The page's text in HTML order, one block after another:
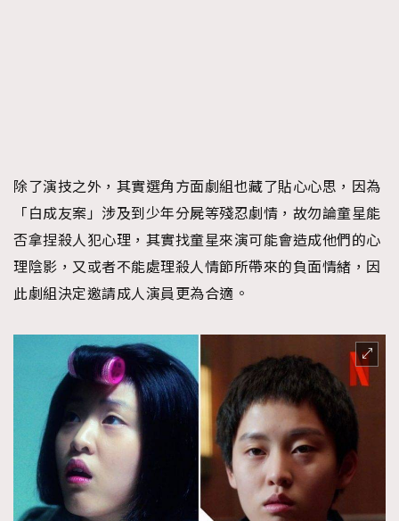
除了演技之外，其實選角方面劇組也藏了貼心心思，因為
「白成友案」涉及到少年分屍等殘忍劇情，故勿論童星能
否拿捏殺人犯心理，其實找童星來演可能會造成他們的心
理陰影，又或者不能處理殺人情節所帶來的負面情緒，因
此劇組決定邀請成人演員更為合適。